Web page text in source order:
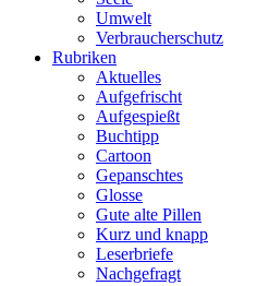
Umwelt
Verbraucherschutz
Rubriken
Aktuelles
Aufgefrischt
Aufgespießt
Buchtipp
Cartoon
Gepanschtes
Glosse
Gute alte Pillen
Kurz und knapp
Leserbriefe
Nachgefragt